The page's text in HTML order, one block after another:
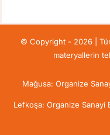
© Copyright - 2026 |
materyallerin
Mağusa: Organize
Lefkoşa: Organize